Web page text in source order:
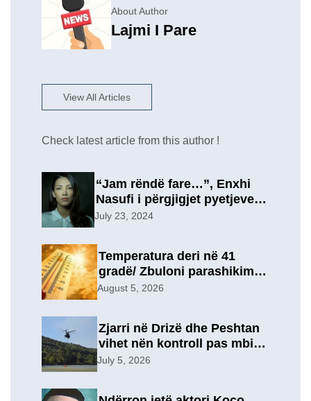
About Author
Lajmi I Pare
View All Articles
Check latest article from this author !
“Jam rëndë fare…”, Enxhi
Nasufi i përgjigjet pyetjeve
për ish-in, pas përfundimit të
një lidhje të re?
July 23, 2024
Temperatura deri në 41
gradë/ Zbuloni parashikimin
e motit, për sot
August 5, 2026
Zjarri në Drizë dhe Peshtan
vihet nën kontroll pas mbi 9
orësh operacion, u
July 5, 2026